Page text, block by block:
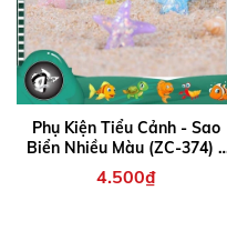
Phụ Kiện Tiểu Cảnh - Sao
Biển Nhiều Màu (ZC-374) -
Tiểu Cảnh Trang Trí Chậu
Sen đá, Hồ Cá, Bonsai,
4.500₫